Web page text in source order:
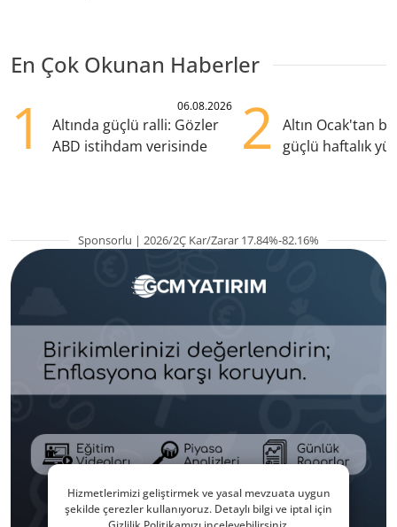
En Çok Okunan Haberler
1 06.08.2026
Altında güçlü ralli: Gözler
ABD istihdam verisinde
2
Altın Ocak'tan
güçlü haftalık
Sponsorlu | 2026/2Ç Kar/Zarar 17.84%-82.16%
Hizmetlerimizi geliştirmek ve yasal mevzuata uygun
şekilde çerezler kullanıyoruz. Detaylı bilgi ve iptal için